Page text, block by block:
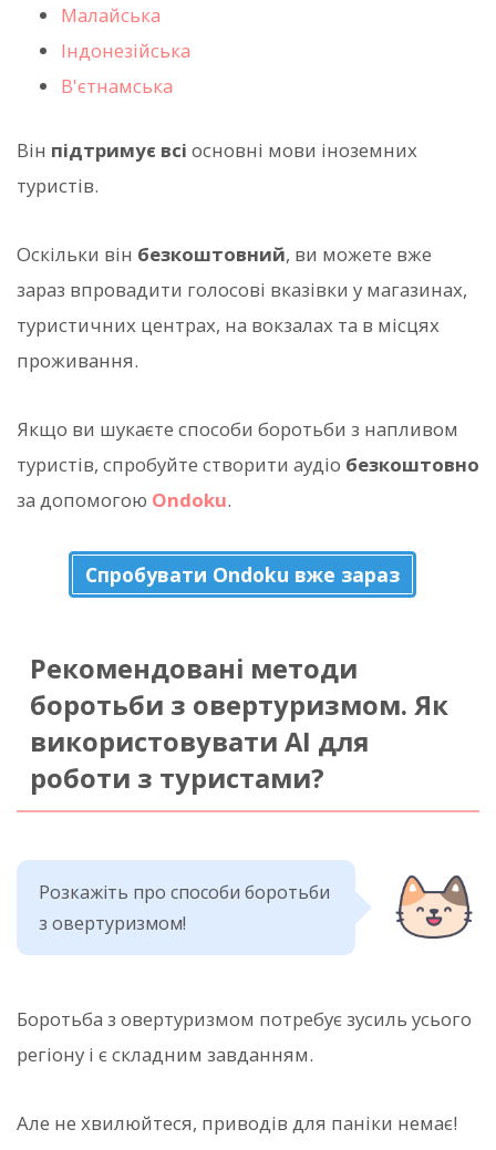
Малайська
Індонезійська
В'єтнамська
Він підтримує всі основні мови іноземних
туристів.
Оскільки він безкоштовний, ви можете вже
зараз впровадити голосові вказівки у магазинах,
туристичних центрах, на вокзалах та в місцях
проживання.
Якщо ви шукаєте способи боротьби з напливом
туристів, спробуйте створити аудіо безкоштовно
за допомогою Ondoku.
Спробувати Ondoku вже зараз
Рекомендовані методи
боротьби з овертуризмом. Як
використовувати AI для
роботи з туристами?
Розкажіть про способи боротьби
з овертуризмом!
Боротьба з овертуризмом потребує зусиль усього
регіону і є складним завданням.
Але не хвилюйтеся, приводів для паніки немає!